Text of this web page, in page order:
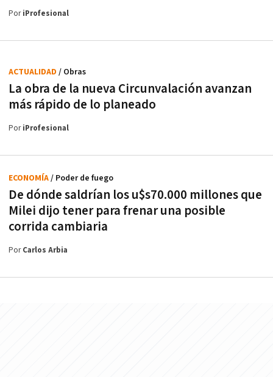
PoriProfesional
La obra de la nueva Circunvalación avanzan
más rápido de lo planeado
ACTUALIDAD / Obras
PoriProfesional
De dónde saldrían los u$s70.000 millones que
Milei dijo tener para frenar una posible
corrida cambiaria
ECONOMÍA/ Poder de fuego
PorCarlos Arbia